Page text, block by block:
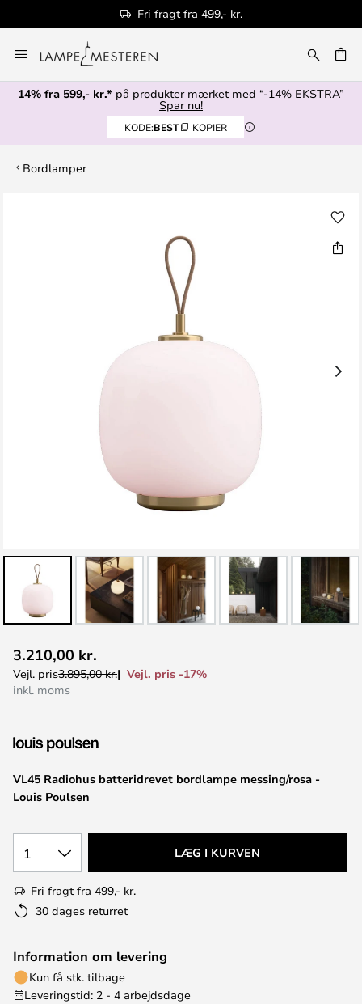
Fri fragt fra 499,- kr.
to
Content
14% fra 599,- kr.* på produkter mærket med “-14% EKSTRA”
Spar nu!
KODE:BEST KOPIER
Bordlamper
til
starten
VL45 Radiohus batteridrevet bordlampe messing/rosa -
Louis Poulsen
3.210,00 kr.
Vejl. pris3.895,00 kr.
Vejl. pris -17%
inkl. moms
1 LÆG I KURVEN
Fri fragt fra 499,- kr.
30 dages returret
Information om levering
Kun få stk. tilbage
Leveringstid: 2 - 4 arbejdsdage